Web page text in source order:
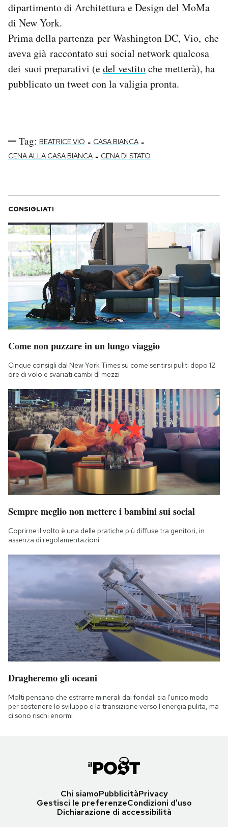
dipartimento di Architettura e Design del MoMa
di New York.
Prima della partenza per Washington DC, Vio, che
aveva già raccontato sui social network qualcosa
dei suoi preparativi (edel vestitoche metterà), ha
pubblicato un tweet con la valigia pronta.
Tag: BEATRICE VIO - CASA BIANCA -
CENA ALLA CASA BIANCA - CENA DI STATO
CONSIGLIATI
Come non puzzare in un lungo viaggio
Cinque consigli dal New York Times su come sentirsi puliti dopo 12
ore di volo e svariati cambi di mezzi
Sempre meglio non mettere i bambini sui social
Coprirne il volto è una delle pratiche più diffuse tra genitori, in
assenza di regolamentazioni
Dragheremo gli oceani
Molti pensano che estrarre minerali dai fondali sia l'unico modo
per sostenere lo sviluppo e la transizione verso l'energia pulita, ma
ci sono rischi enormi
Chi siamoPubblicitàPrivacy
Gestisci le preferenzeCondizioni d'uso
Dichiarazione di accessibilità